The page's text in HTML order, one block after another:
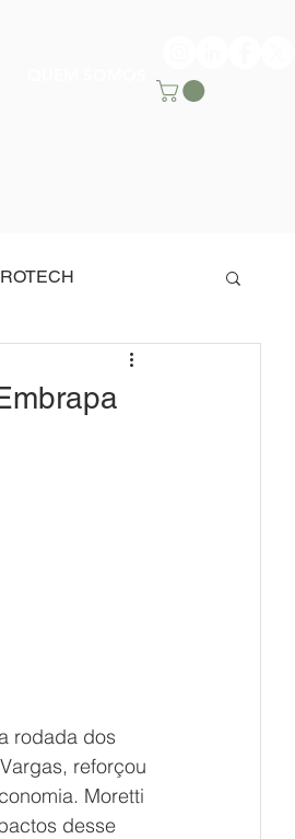
rodada dos
reforçou
Moretti
desse